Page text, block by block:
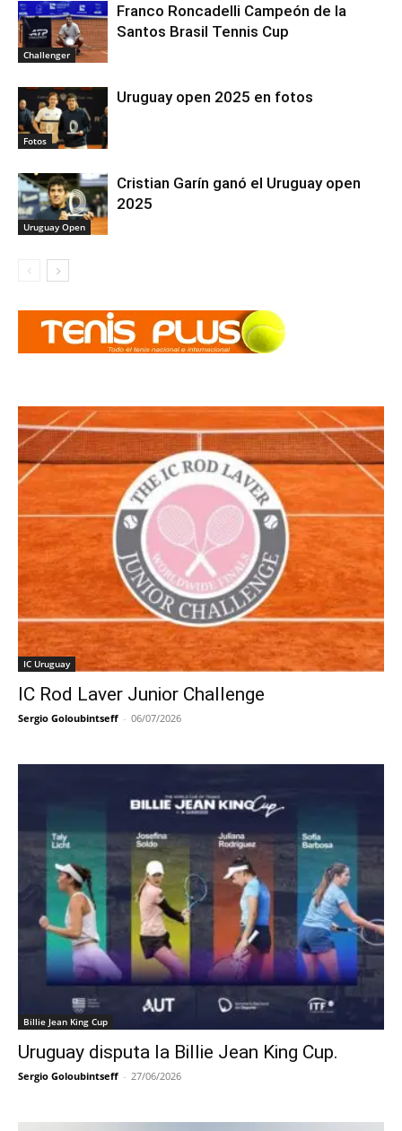
Challenger
Franco Roncadelli Campeón de la
Santos Brasil Tennis Cup
Fotos
Uruguay open 2025 en fotos
Uruguay Open
Cristian Garín ganó el Uruguay open
2025
IC Uruguay
IC Rod Laver Junior Challenge
Sergio Goloubintseff - 06/07/2026
Billie Jean King Cup
Uruguay disputa la Billie Jean King Cup.
Sergio Goloubintseff - 27/06/2026